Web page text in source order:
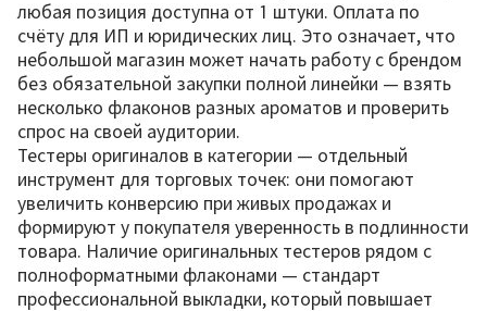
любая позиция доступна от 1 штуки. Оплата по
счёту для ИП и юридических лиц. Это означает, что
небольшой магазин может начать работу с брендом
без обязательной закупки полной линейки — взять
несколько флаконов разных ароматов и проверить
спрос на своей аудитории.
Тестеры оригиналов в категории — отдельный
инструмент для торговых точек: они помогают
увеличить конверсию при живых продажах и
формируют у покупателя уверенность в подлинности
товара. Наличие оригинальных тестеров рядом с
полноформатными флаконами — стандарт
профессиональной выкладки, который повышает